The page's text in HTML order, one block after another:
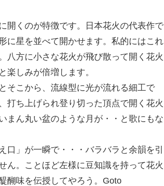
開くのが特徴です。日本花火の代表作で
に星を並べて開かせます。私的にはこれ
八方に小さな花火が飛び散って開く花火
楽しみが倍増します。
そこから、流線型に光が流れる細工で
打ち上げられ登り切った頂点で開く花火
まん丸い盆のような月が・・と歌にもな
」が一瞬で・・・バラバラと余韻を引
ん。ことほど左様に豆知識を持って花火
醐味を伝授してやろう。Goto